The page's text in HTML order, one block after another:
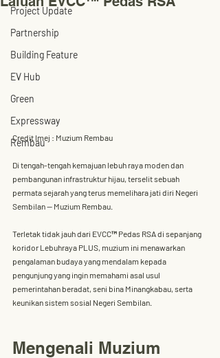
Project Update
Partnership
Building Feature
EV Hub
Green
Expressway
Rembau
Credit Imej : Muzium Rembau
Di tengah-tengah kemajuan lebuh raya moden dan
pembangunan infrastruktur hijau, terselit sebuah
permata sejarah yang terus memelihara jati diri Negeri
Sembilan — Muzium Rembau
Terletak tidak jauh dari EVCC™ Pedas RSA di sepanjang
koridor Lebuhraya PLUS, muzium ini menawarkan
pengalaman budaya yang mendalam kepada
pengunjung yang ingin memahami asal usul
pemerintahan beradat, seni bina Minangkabau, serta
keunikan sistem sosial Negeri Sembilan.
Mengenali Muzium